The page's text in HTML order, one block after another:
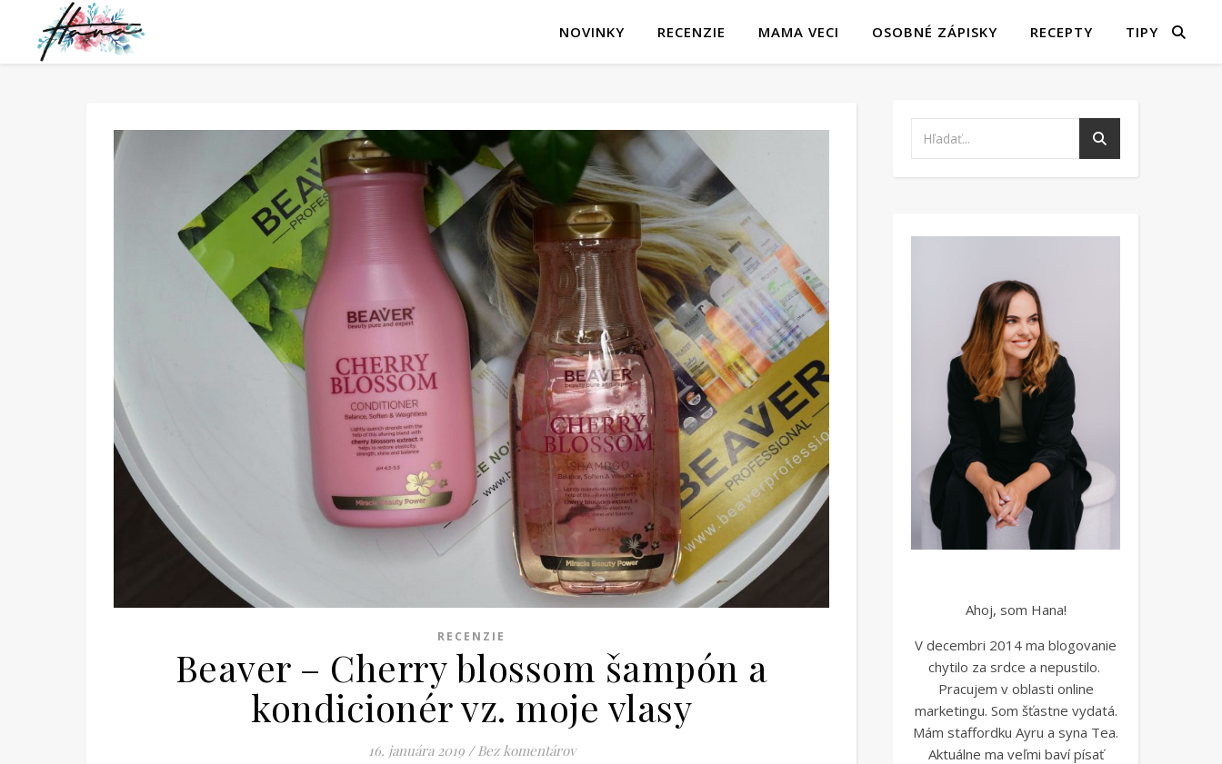
NOVINKY RECENZIE MAMA VECI OSOBNÉ ZÁPISKY RECEPTY TIPY
RECENZIE
Beaver – Cherry blossom šampón a
kondicionér vz. moje vlasy
16. januára 2019 / Bez komentárov
Ahoj, som Hana!
V decembri 2014 ma blogovanie
chytilo za srdce a nepustilo.
Pracujem v oblasti online
marketingu. Som šťastne vydatá.
Mám staffordku Ayru a syna Tea.
Aktuálne ma veľmi baví písať